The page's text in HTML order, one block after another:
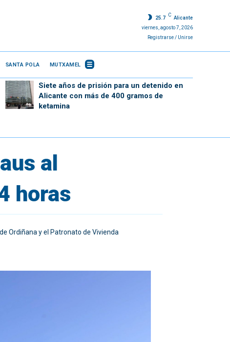
25.7
C
Alicante
viernes, agosto 7, 2026
Registrarse / Unirse
SANTA POLA MUTXAMEL
Siete años de prisión para un detenido en
Alicante con más de 400 gramos de
ketamina
al
horas
Ordiñana y el Patronato de Vivienda